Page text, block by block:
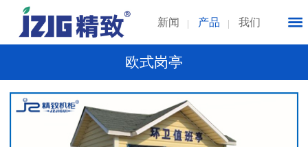
新闻 产品 我们
欧式岗亭